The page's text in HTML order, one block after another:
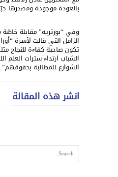
بالعودة موجودة ومصدرها
وفي “بورتريه” مقابلة خاصّة
الزامل التي قالت لأسرة
تكون صاحبة كفاءة للنجاح
الشباب ارتداء سترات العلم
الشوارع للمطالبة بحقوقهم”.
انشر هذه المقالة